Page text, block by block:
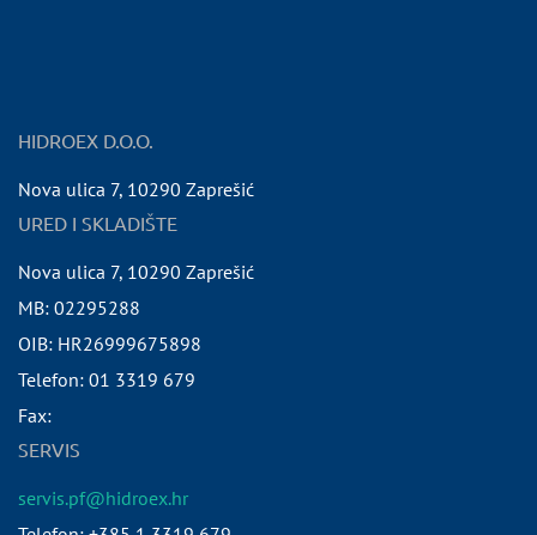
HIDROEX D.O.O.
Nova ulica 7, 10290 Zaprešić
URED I SKLADIŠTE
Nova ulica 7, 10290 Zaprešić
MB: 02295288
OIB: HR26999675898
Telefon: 01 3319 679
Fax:
SERVIS
servis.pf@hidroex.hr